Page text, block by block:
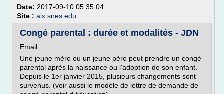
Date: 2017-09-10 05:35:04
Site : aix.snes.edu
Congé parental : durée et modalités - JDN
Email
Une jeune mère ou un jeune père peut prendre un congé
parental après la naissance ou l'adoption de son enfant.
Depuis le 1er janvier 2015, plusieurs changements sont
survenus. (voir aussi le modèle de lettre de demande de